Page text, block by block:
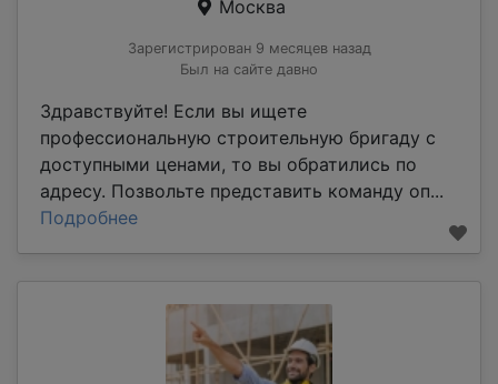
Москва
Зарегистрирован 9 месяцев назад
Был на сайте давно
Здравствуйте! Если вы ищете
профессиональную строительную бригаду с
доступными ценами, то вы обратились по
адресу. Позвольте представить команду оп...
Подробнее